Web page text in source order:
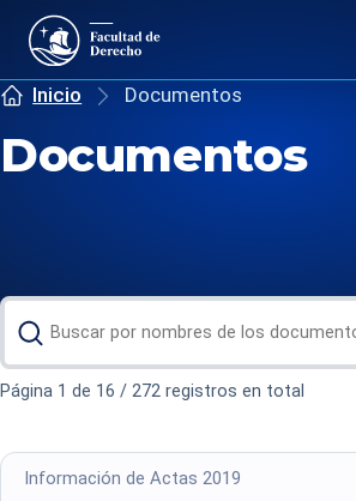
Inicio Documentos
Documentos
Página 1 de 16 / 272 registros en total
Información de Actas 2019